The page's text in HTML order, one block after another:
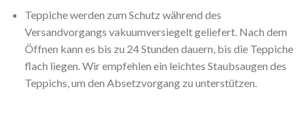
Teppiche werden zum Schutz während des
Versandvorgangs vakuumversiegelt geliefert. Nach dem
Öffnen kann es bis zu 24 Stunden dauern, bis die Teppiche
flach liegen. Wir empfehlen ein leichtes Staubsaugen des
Teppichs, um den Absetzvorgang zu unterstützen.